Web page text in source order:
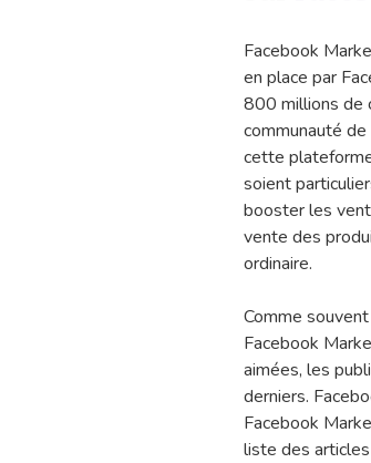
Facebook
en place par
800 millions de
communauté
cette
soient
booster les
vente des
ordinaire.
Comme
Facebook
aimées, les
derniers.
Facebook
liste des